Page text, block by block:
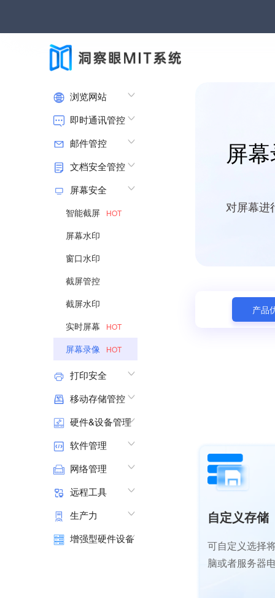
浏览网站
即时通讯管控
邮件管控
文档安全管控
屏幕安全
智能截屏 HOT
屏幕水印
窗口水印
截屏管控
截屏水印
实时屏幕
HOT
屏幕录像 HOT
打印安全
移动存储管控
硬件&设备管理
软件管理
网络管理
远程工具
生产力
增强型硬件设备
屏
对屏幕进
产品
自定义存储
可自定义选择
脑或者服务器